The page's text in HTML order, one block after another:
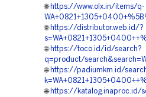
🌐 https://www.olx.in/items/q-
🌐 https://distributor.web.id/?
🌐 https://toco.id/id/search?
q=product/
🌐 https://padiumkm.id/
🌐 https://katalog.inaproc.id/